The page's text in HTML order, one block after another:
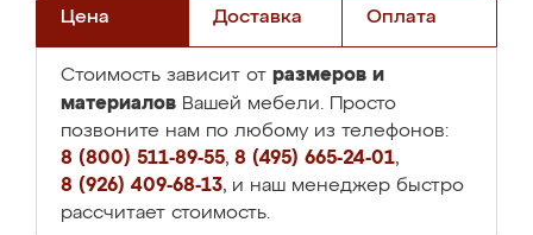
Цена Доставка Оплата
Стоимость зависит от размеров и
материалов Вашей мебели. Просто
позвоните нам по любому из телефонов:
8 (800) 511-89-55, 8 (495) 665-24-01,
8 (926) 409-68-13, и наш менеджер быстро
рассчитает стоимость.